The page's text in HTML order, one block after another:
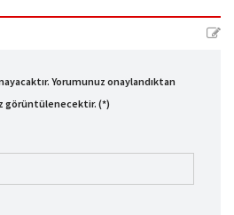
Yorumunuz onaylandıktan
görüntülenecektir. (*)